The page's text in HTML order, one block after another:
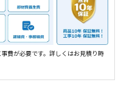
費が必要です。詳しくはお見積り時